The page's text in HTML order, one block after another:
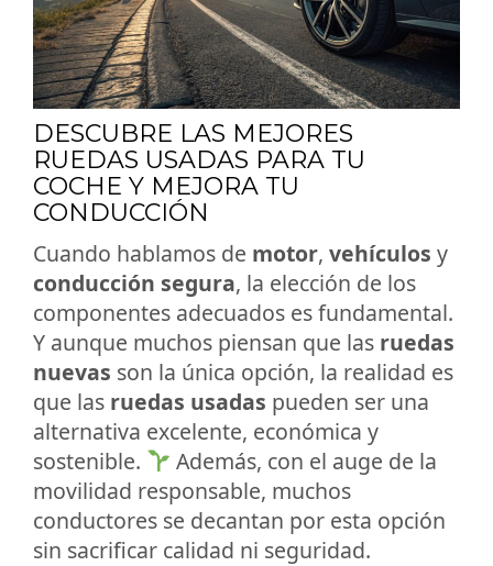
DESCUBRE LAS MEJORES
RUEDAS USADAS PARA TU
COCHE Y MEJORA TU
CONDUCCIÓN
Cuando hablamos de motor, vehículos y
conducción segura, la elección de los
componentes adecuados es fundamental.
Y aunque muchos piensan que las ruedas
nuevas son la única opción, la realidad es
que las ruedas usadas pueden ser una
alternativa excelente, económica y
sostenible.
Además, con el auge de la
movilidad responsable, muchos
conductores se decantan por esta opción
sin sacrificar calidad ni seguridad.